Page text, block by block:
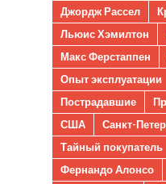
Джордж Рассел
Льюис Хэмилтон
Макс Ферстаппен
Опыт эксплуатации
Пострадавшие
США
Санкт-
Тайный покупатель
Фернандо Алонсо